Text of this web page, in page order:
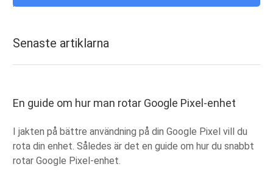
iTunes
android ROM
Uppgradera
Frystes
Senaste artiklarna
En guide om hur man rotar Google Pixel-enhet
I jakten på bättre användning på din Google Pixel vill du
rota din enhet. Således är det en guide om hur du snabbt
rotar Google Pixel-enhet.